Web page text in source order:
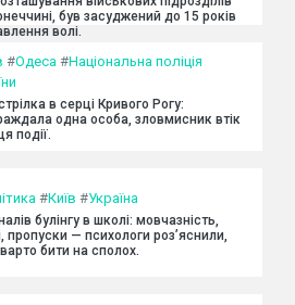
був засуджений до 15 років
волі.
#Одеса #Національна поліція
в серці Кривого Рогу:
одна особа, зловмисник втік
події.
#Київ #Україна
булінгу в школі: мовчазність,
пропуски — психологи роз’яснили,
бити на сполох.